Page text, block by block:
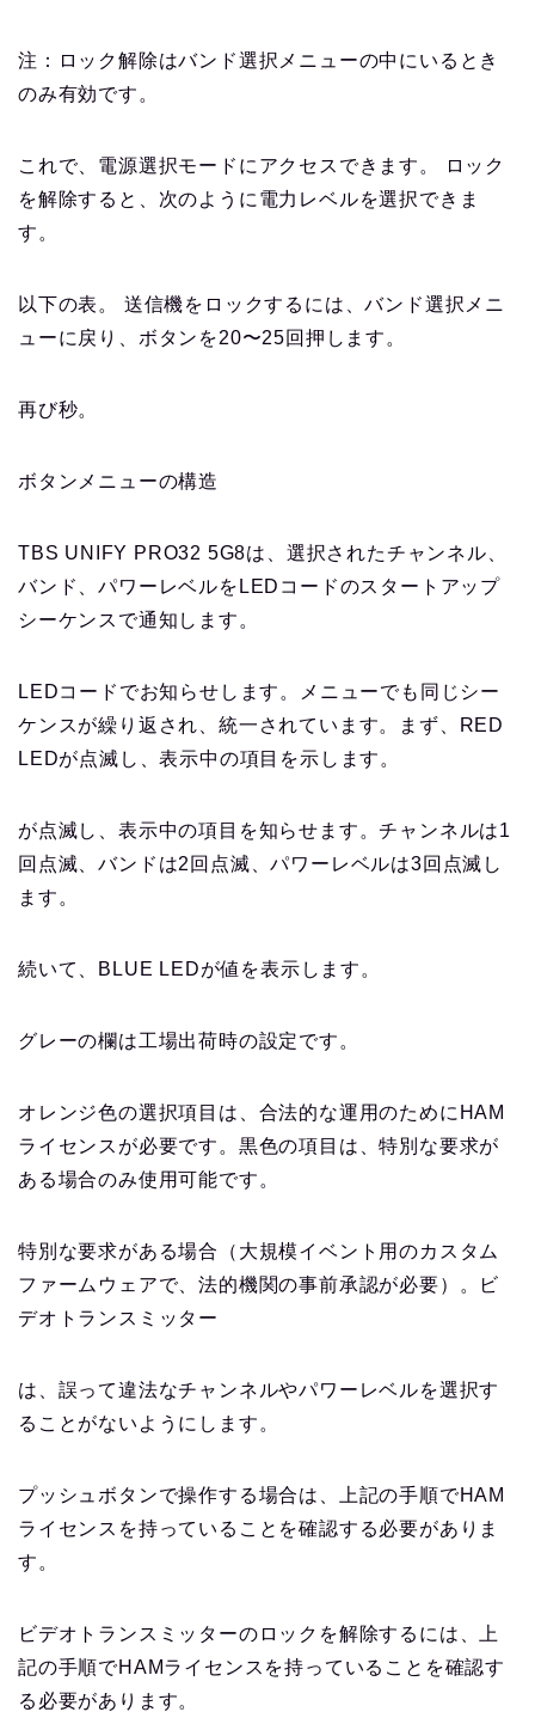
注：ロック解除はバンド選択メニューの中にいるとき
のみ有効です。
これで、電源選択モードにアクセスできます。 ロック
を解除すると、次のように電力レベルを選択できま
す。
以下の表。 送信機をロックするには、バンド選択メニ
ューに戻り、ボタンを20〜25回押します。
再び秒。
ボタンメニューの構造
TBS UNIFY PRO32 5G8は、選択されたチャンネル、
バンド、パワーレベルをLEDコードのスタートアップ
シーケンスで通知します。
LEDコードでお知らせします。メニューでも同じシー
ケンスが繰り返され、統一されています。まず、RED
LEDが点滅し、表示中の項目を示します。
が点滅し、表示中の項目を知らせます。チャンネルは1
回点滅、バンドは2回点滅、パワーレベルは3回点滅し
ます。
続いて、BLUE LEDが値を表示します。
グレーの欄は工場出荷時の設定です。
オレンジ色の選択項目は、合法的な運用のためにHAM
ライセンスが必要です。黒色の項目は、特別な要求が
ある場合のみ使用可能です。
特別な要求がある場合（大規模イベント用のカスタム
ファームウェアで、法的機関の事前承認が必要）。ビ
デオトランスミッター
は、誤って違法なチャンネルやパワーレベルを選択す
ることがないようにします。
プッシュボタンで操作する場合は、上記の手順でHAM
ライセンスを持っていることを確認する必要がありま
す。
ビデオトランスミッターのロックを解除するには、上
記の手順でHAMライセンスを持っていることを確認す
る必要があります。